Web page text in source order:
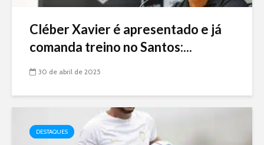
Cléber Xavier é apresentado e já
comanda treino no Santos:...
30 de abril de 2025
DESTAQUES